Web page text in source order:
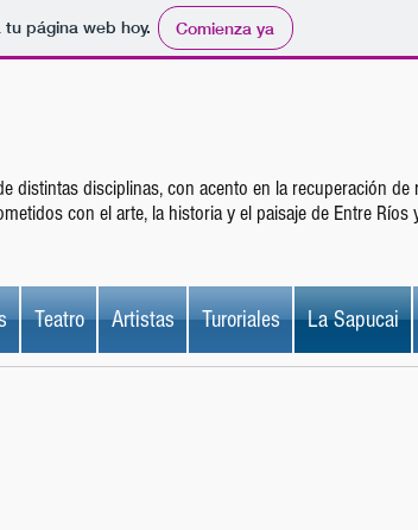
tu página web hoy. Comienza ya
distintas disciplinas, con acento en la recuperación de
con el arte, la historia y el paisaje de Entre Ríos
Teatro Artistas Turoriales La Sapucai